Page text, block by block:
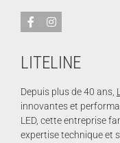
LITELINE
Depuis plus de 40 ans,
innovantes et
LED, cette entreprise
expertise technique et